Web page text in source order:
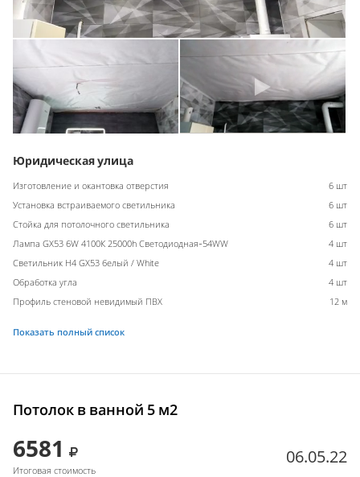
Юридическая улица
Изготовление и окантовка отверстия
6 шт
Установка встраиваемого светильника
6 шт
Стойка для потолочного светильника
6 шт
Лампа GX53 6W 4100К 25000h Светодиодная-54WW
4 шт
Светильник H4 GX53 белый / White
4 шт
Обработка угла
4 шт
Профиль стеновой невидимый ПВХ
12 м
Показать полный список
Потолок в ванной 5 м2
6581
Итоговая стоимость
06.05.22